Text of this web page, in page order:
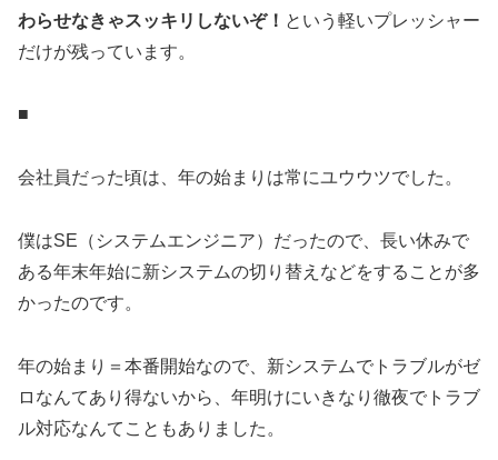
わらせなきゃスッキリしないぞ！ という軽いプレッシャー
だけが残っています。
■
会社員だった頃は、年の始まりは常にユウウツでした。
僕はSE（システムエンジニア）だったので、長い休みで
ある年末年始に新システムの切り替えなどをすることが多
かったのです。
年の始まり＝本番開始なので、新システムでトラブルがゼ
ロなんてあり得ないから、年明けにいきなり徹夜でトラブ
ル対応なんてこともありました。